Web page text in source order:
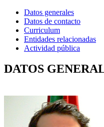
Datos generales
Datos de contacto
Curriculum
Entidades relacionadas
Actividad pública
DATOS